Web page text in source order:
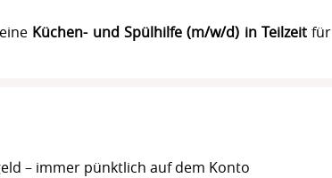
Küchen- und Spülhilfe (m/w/d) in Teilzeitfür
– immer pünktlich auf dem Konto